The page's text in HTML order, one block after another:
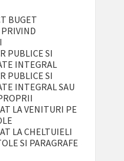
BUGET
PUBLICE SI
INTEGRAL
PUBLICE SI
INTEGRAL SAU
LA VENITURI PE
LA CHELTUIELI
SI PARAGRAFE